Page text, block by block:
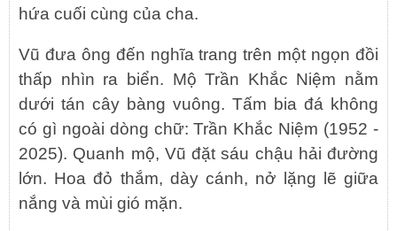
hứa cuối cùng của cha.
Vũ đưa ông đến nghĩa trang trên một ngọn đồi
thấp nhìn ra biển. Mộ Trần Khắc Niệm nằm
dưới tán cây bàng vuông. Tấm bia đá không
có gì ngoài dòng chữ: Trần Khắc Niệm (1952 -
2025). Quanh mộ, Vũ đặt sáu chậu hải đường
lớn. Hoa đỏ thắm, dày cánh, nở lặng lẽ giữa
nắng và mùi gió mặn.